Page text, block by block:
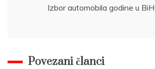
Izbor automobila godine u
Povezani članci